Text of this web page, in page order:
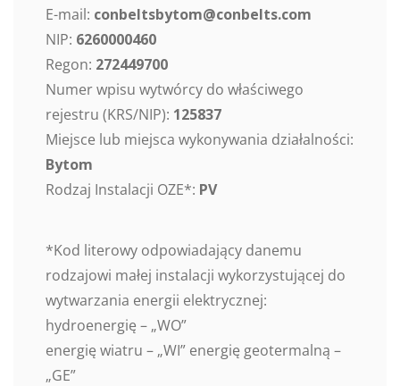
E-mail: conbeltsbytom@conbelts.com
NIP: 6260000460
Regon: 272449700
Numer wpisu wytwórcy do właściwego
rejestru (KRS/NIP): 125837
Miejsce lub miejsca wykonywania działalności:
Bytom
Rodzaj Instalacji OZE*: PV
*Kod literowy odpowiadający danemu
rodzajowi małej instalacji wykorzystującej do
wytwarzania energii elektrycznej:
hydroenergię – „WO”
energię wiatru – „WI” energię geotermalną –
„GE”